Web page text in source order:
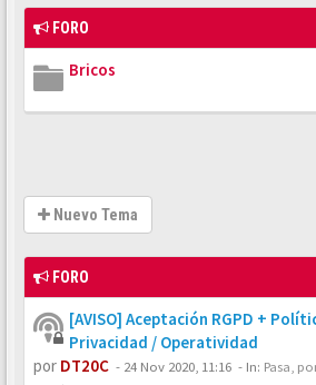
FORO
Bricos
Nuevo Tema
FORO
[AVISO] Aceptación RGPD +
Privacidad / Operatividad
por DT20C - 24 Nov 2020, 11:16 - In: Pasa,